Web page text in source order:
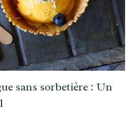
sans sorbetière : Un